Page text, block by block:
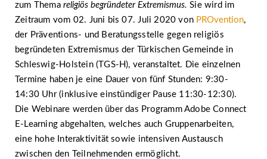
zum Themareligiös begründeter Extremismus.Sie wird im
Zeitraum vom 02. Juni bis 07. Juli 2020 von PROvention,
der Präventions- und Beratungsstelle gegen religiös
begründeten Extremismus der Türkischen Gemeinde in
Schleswig-Holstein (TGS-H), veranstaltet. Die einzelnen
Termine haben je eine Dauer von fünf Stunden: 9:30-
14:30 Uhr (inklusive einstündiger Pause 11:30-12:30).
Die Webinare werden über das Programm Adobe Connect
E-Learning abgehalten, welches auch Gruppenarbeiten,
eine hohe Interaktivität sowie intensiven Austausch
zwischen den Teilnehmenden ermöglicht.